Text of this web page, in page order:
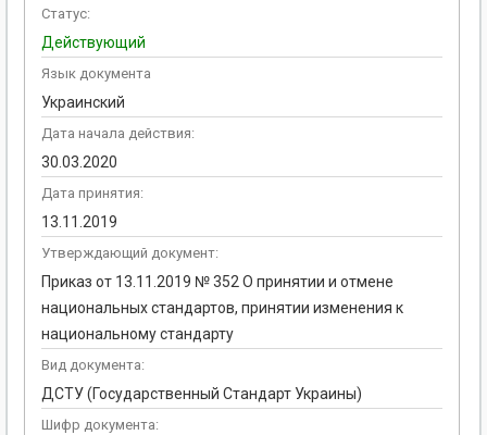
Статус:
Действующий
Язык документа
Украинский
Дата начала действия:
30.03.2020
Дата принятия:
13.11.2019
Утверждающий документ:
Приказ от 13.11.2019 № 352 О принятии и отмене
национальных стандартов, принятии изменения к
национальному стандарту
Вид документа:
ДСТУ (Государственный Стандарт Украины)
Шифр документа: